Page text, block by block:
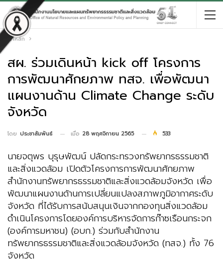
หน้าหลัก
สผ. ร่วมเดินหน้า kick off โครงการ
การพัฒนาศักยภาพ ทสจ. เพื่อพัฒนา
แผนงานด้าน Climate Change ระดับ
จังหวัด
โดย ประชาสัมพันธ์ เมื่อ 28 พฤศจิกายน 2565 533
นายจตุพร บุรุษพัฒน์ ปลัดกระทรวงทรัพยากรธรรมชาติ
และสิ่งแวดล้อม เปิดตัวโครงการการพัฒนาศักยภาพ
สำนักงานทรัพยากรธรรมชาติและสิ่งแวดล้อมจังหวัด เพื่อ
พัฒนาแผนงานด้านการเปลี่ยนแปลงสภาพภูมิอากาศระดับ
จังหวัด ที่ได้รับการสนับสนุนเงินจากกองทุนสิ่งแวดล้อม
ดำเนินโครงการโดยองค์การบริหารจัดการก๊าซเรือนกระจก
(องค์การมหาชน) (อบก.) ร่วมกับสำนักงาน
ทรัพยากรธรรมชาติและสิ่งแวดล้อมจังหวัด (ทสจ.) ทั้ง 76
จังหวัด